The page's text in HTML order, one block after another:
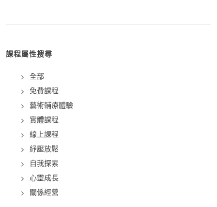
課程屬性搜尋
全部
免費課程
藝術輔療體驗
實體課程
線上課程
紓壓放鬆
自我探索
心靈成長
關係經營